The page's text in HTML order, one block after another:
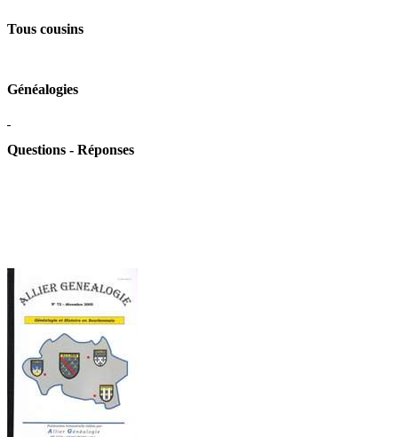
Tous cousins
Généalogies
Questions - Réponses